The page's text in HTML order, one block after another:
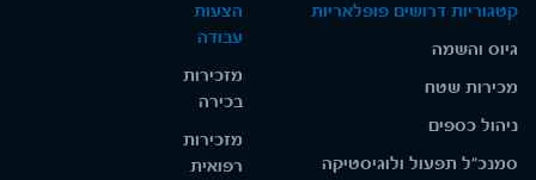
רוחביים, תכנון תהליכי משתמש ושיפור
חוויית משתמש (UX).
יתרון.
שליטה בתוכנות Adobe.
קטגוריות דרושים פופלאריות
גיוס והשמה
מכירות שטח
ניהול כספים
סמנכ"ל תפעול ולוגיסטיקה
הצעות
עבודה
מזכירות
בכירה
מזכירות
רפואית